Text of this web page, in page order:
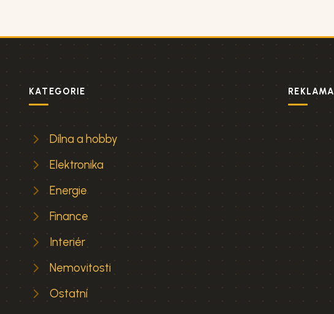
KATEGORIE
Dílna a hobby
Elektronika
Energie
Finance
Interiér
Nemovitosti
Ostatní
REKLAMA